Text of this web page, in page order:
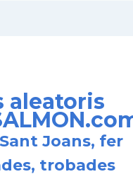
aleatoris
Joans, fer
trobades